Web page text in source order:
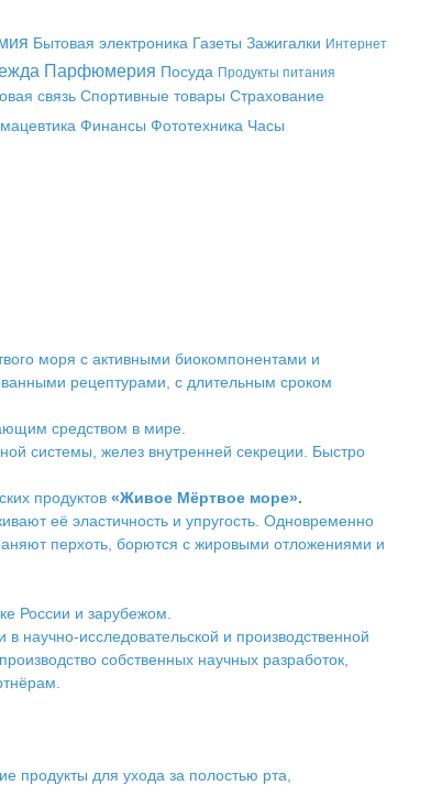
Бытовая электроника Газеты Зажигалки Интернет
Парфюмерия Посуда Продукты питания
связь Спортивные товары Страхование
Финансы Фототехника Часы
моря с активными биокомпонентами и
рецептурами, с длительным сроком
средством в мире.
системы, желез внутренней секреции. Быстро
продуктов «Живое Мёртвое море».
её эластичность и упругость. Одновременно
перхоть, борются с жировыми отложениями и
России и зарубежом.
научно-исследовательской и производственной
собственных научных разработок,
продукты для ухода за полостью рта,